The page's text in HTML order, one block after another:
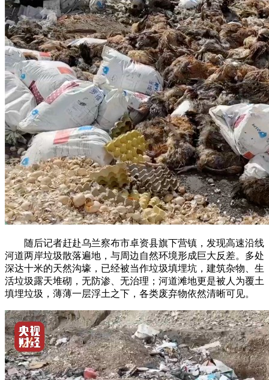
随后记者赶赴乌兰察布市卓资县旗下营镇，发现高速沿线
河道两岸垃圾散落遍地，与周边自然环境形成巨大反差。多处
深达十米的天然沟壕，已经被当作垃圾填埋坑，建筑杂物、生
活垃圾露天堆砌，无防渗、无治理；河道滩地更是被人为覆土
填埋垃圾，薄薄一层浮土之下，各类废弃物依然清晰可见。